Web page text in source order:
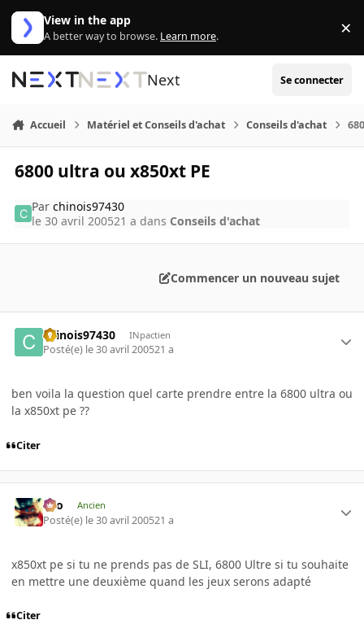
Aller au contenu
View in the app
A better way to browse. Learn more. ×
Next Se connecter
Accueil Matériel et Conseils d'achat Conseils d'achat
6800 ultra ou x850xt PE
Parchinois97430
le 30 avril 200521 a dans Conseils d'achat
Commencer un nouveau sujet
chinois97430 INpactien
Posté(e) le 30 avril 200521 a
ben voila la question quel carte prendre entre la 6800 ultra ou
la x850xt pe ??
Citer
eYo Ancien
Posté(e) le 30 avril 200521 a
x850xt pe si tu ne prends pas de SLI, 6800 Ultre si tu souhaite
en mettre une deuxième quand les jeux serons adapté
Citer